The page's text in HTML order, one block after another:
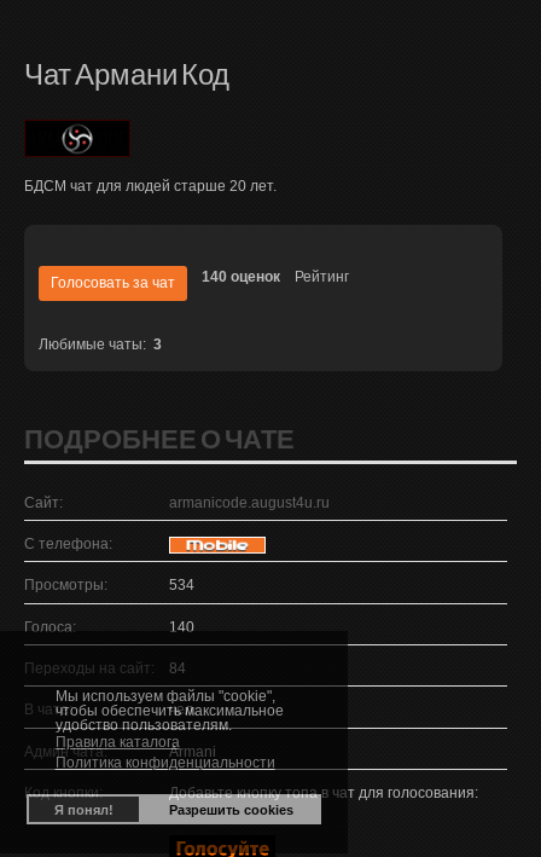
Мы используем файлы "cookie",
чтобы обеспечить максимальное
удобство пользователям.
Правила каталога
Политика конфиденциальности
Я понял! Разрешить cookies
Чат Армани Код
БДСМ чат для людей старше 20 лет.
Рейтинг
Голосовать за чат 140 оценок
Любимые чаты: 3
ПОДРОБНЕЕ О ЧАТЕ
Сайт: armanicode.august4u.ru
С телефона:
Просмотры: 534
Голоса: 140
Переходы на сайт: 84
В чате: чел.
Админ чата: Armani
Код кнопки: Добавьте кнопку топа в чат для голосования: